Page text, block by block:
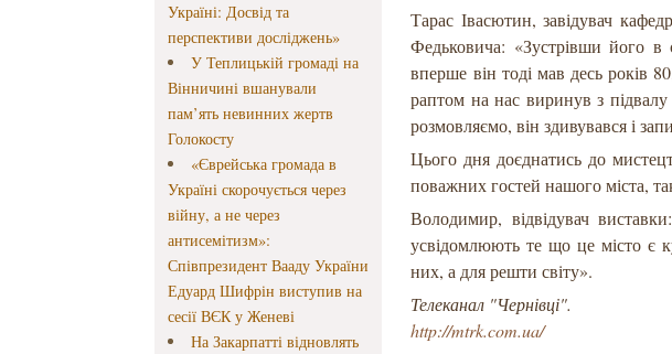
Україні: Досвід та
перспективи досліджень»
У Теплицькій громаді на
Вінничині вшанували
пам’ять невинних жертв
Голокосту
«Єврейська громада в
Україні скорочується через
війну, а не через
антисемітизм»:
Співпрезидент Вааду України
Едуард Шифрін виступив на
сесії ВЄК у Женеві
На Закарпатті відновлять
Тарас Івасютин, завідувач
Федьковича: «Зустрівши його в
вперше він тоді мав десь років
раптом на нас виринув з
розмовляємо, він здивувався і
Цього дня доєднатись до
поважних гостей нашого міста,
Володимир, відвідувач
усвідомлюють те що це місто є
них, а для решти світу».
Телеканал "Чернівці".
http://mtrk.com.ua/